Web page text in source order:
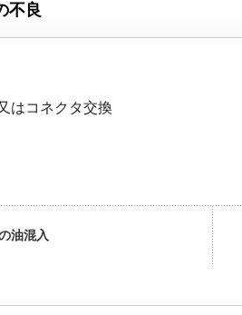
不良
はコネクタ交換
油混入